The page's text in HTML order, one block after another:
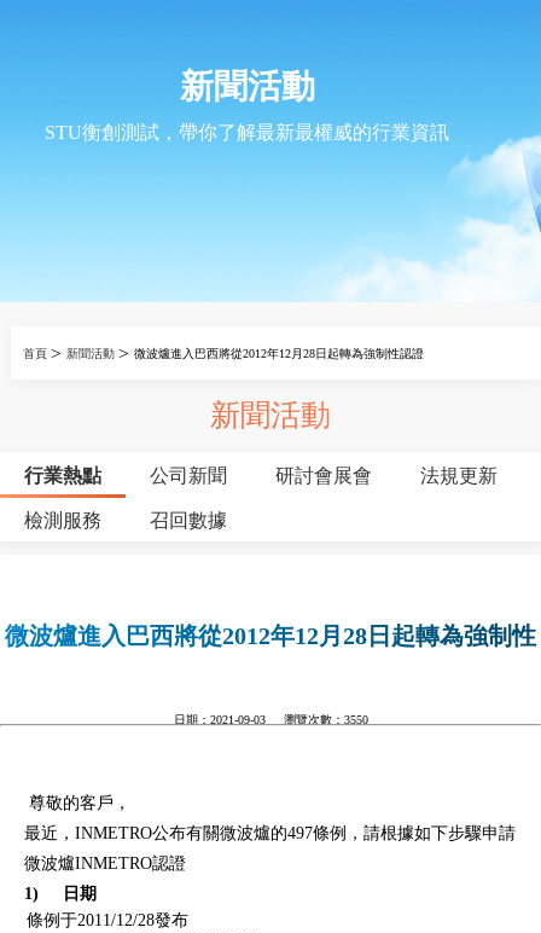
新聞活動
STU衡創測試，帶你了解最新最權威的行業資訊
首頁 > 新聞活動 > 微波爐進入巴西將從2012年12月28日起轉為強制性認證
新聞活動
行業熱點 公司新聞 研討會展會 法規更新
檢測服務 召回數據
微波爐進入巴西將從2012年12月28日起轉為強制性
日期：2021-09-03 瀏覽次數：3550
尊敬的客戶，
最近，INMETRO公布有關微波爐的497條例，請根據如下步驟申請
微波爐INMETRO認證
1) 日期
條例于2011/12/28發布